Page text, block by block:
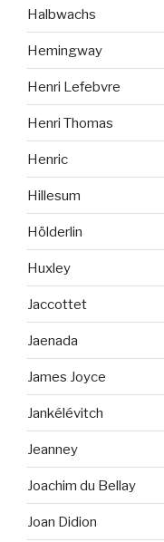
Halbwachs
Hemingway
Henri Lefebvre
Henri Thomas
Henric
Hillesum
Hölderlin
Huxley
Jaccottet
Jaenada
James Joyce
Jankélévitch
Jeanney
Joachim du Bellay
Joan Didion